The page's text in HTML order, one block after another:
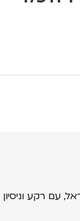
עם רקע